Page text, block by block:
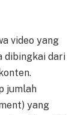
video yang
dibingkai dari
jumlah
yang